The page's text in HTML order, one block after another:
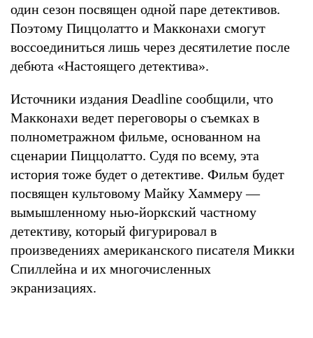
один сезон посвящен одной паре детективов.
Поэтому Пиццолатто и Макконахи смогут
воссоединиться лишь через десятилетие после
дебюта «Настоящего детектива».
Источники издания Deadline сообщили, что
Макконахи ведет переговоры о съемках в
полнометражном фильме, основанном на
сценарии Пиццолатто. Судя по всему, эта
история тоже будет о детективе. Фильм будет
посвящен культовому Майку Хаммеру —
вымышленному нью-йоркский частному
детективу, который фигурировал в
произведениях американского писателя Микки
Спиллейна и их многочисленных
экранизациях.